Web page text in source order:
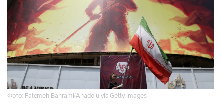
Фото: Fatemeh Bahrami/Anadolu via Getty Images